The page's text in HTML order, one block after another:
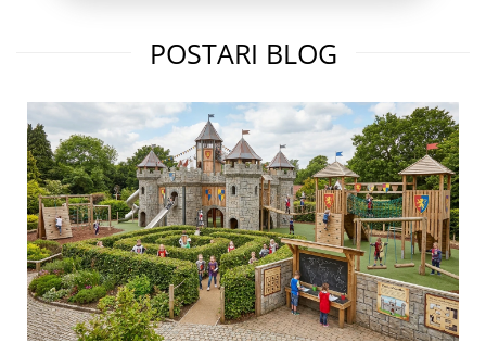
POSTARI BLOG